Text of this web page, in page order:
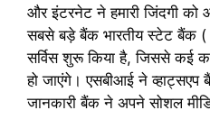
और इंटरनेट ने हमारी जिंदगी को
सबसे बड़े बैंक भारतीय स्टेट बैंक (
सर्विस शुरू किया है, जिससे कई
हो जाएंगे। एसबीआई ने व्हाट्सएप
जानकारी बैंक ने अपने सोशल